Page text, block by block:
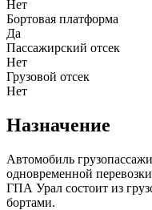
Нет
Бортовая платформа
Да
Пассажирский отсек
Нет
Грузовой отсек
Нет
Назначение
Автомобиль
одновременной
ГПА Урал состоит из
бортами.